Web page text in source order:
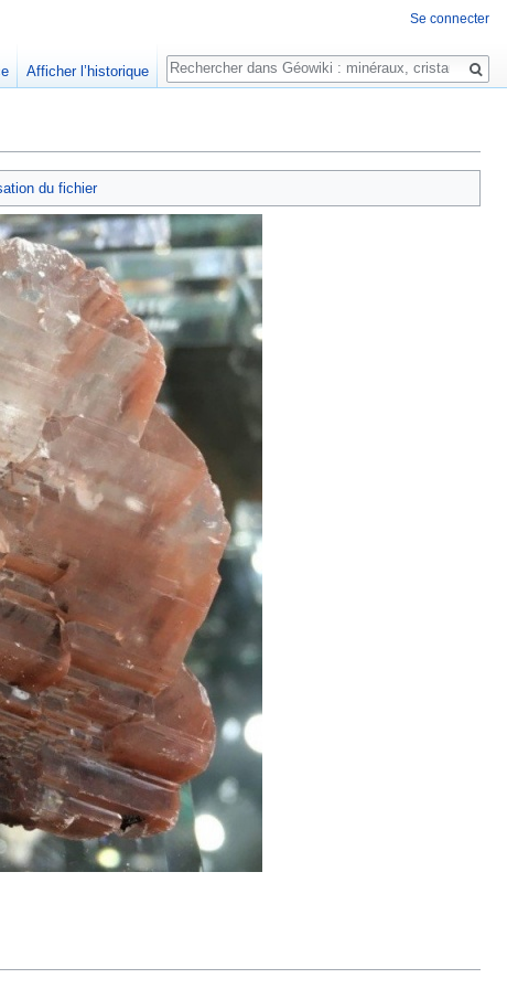
du fichier
Se connecter
Afficher l’historique
Rechercher